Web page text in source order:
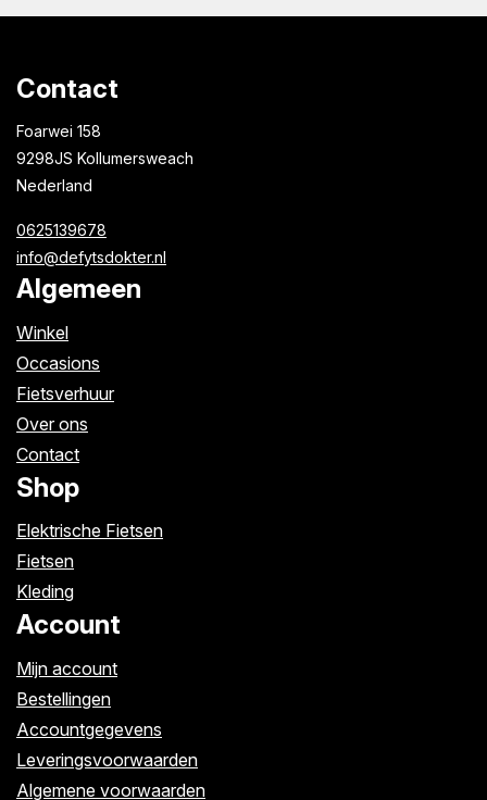
Contact
Foarwei 158
9298JS Kollumersweach
Nederland
0625139678
info@defytsdokter.nl
Algemeen
Winkel
Occasions
Fietsverhuur
Over ons
Contact
Shop
Elektrische Fietsen
Fietsen
Kleding
Account
Mijn account
Bestellingen
Accountgegevens
Leveringsvoorwaarden
Algemene voorwaarden